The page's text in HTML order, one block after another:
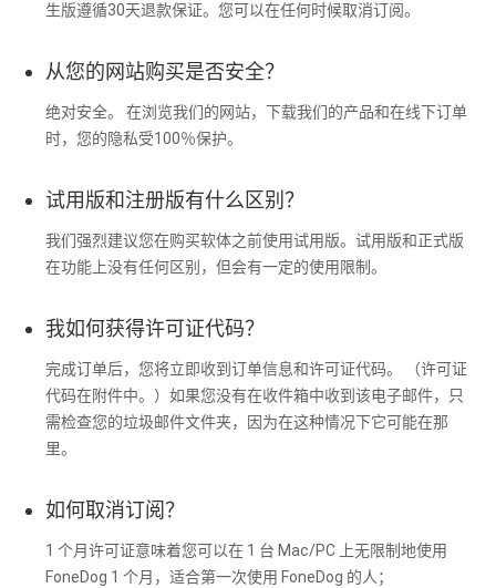
生版遵循30天退款保证。您可以在任何时候取消订阅。
从您的网站购买是否安全？
绝对安全。 在浏览我们的网站，下载我们的产品和在线下订单
时，您的隐私受100％保护。
试用版和注册版有什么区别？
我们强烈建议您在购买软体之前使用试用版。试用版和正式版
在功能上没有任何区别，但会有一定的使用限制。
我如何获得许可证代码？
完成订单后，您将立即收到订单信息和许可证代码。 （许可证
代码在附件中。）如果您没有在收件箱中收到该电子邮件，只
需检查您的垃圾邮件文件夹，因为在这种情况下它可能在那
里。
如何取消订阅？
1 个月许可证意味着您可以在 1 台 Mac/PC 上无限制地使用
FoneDog 1 个月，适合第一次使用 FoneDog 的人；